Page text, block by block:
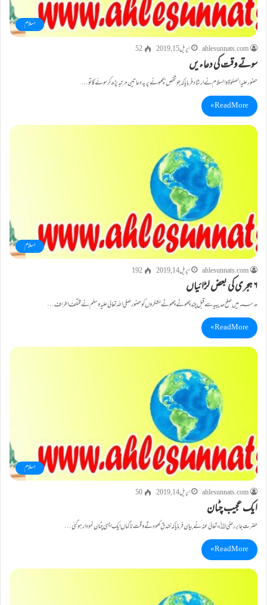
اسلام
ahlesunnats.com
اپریل 15, 2019 52
سوتے وقت کی دعاءیں
حضورعلیہ الصلوٰۃ والسلام نے ارشاد فرمایا کہ جو شخص بچھونے پر یہ دعا تین مرتبہ پڑھ کر سوئے گا تو…
Read More »
اسلام
ahlesunnats.com
اپریل 14, 2019 192
۶ ہجری کی بعض لڑائیاں
ھ؁ میں صلح حدیبیہ سے قبل چند چھوٹے چھوٹے لشکروں کو حضور صلی اللہ تعالیٰ علیہ وسلم نے مختلف اطراف…
Read More »
اسلام
ahlesunnats.com
اپریل 14, 2019 50
ایک عجیب چٹان
حضرت جابر رضی اﷲ تعالیٰ عنہ نے بیان فرمایا کہ خندق کھودتے وقت ناگہاں ایک ایسی چٹان نمودار ہو گئی…
Read More »